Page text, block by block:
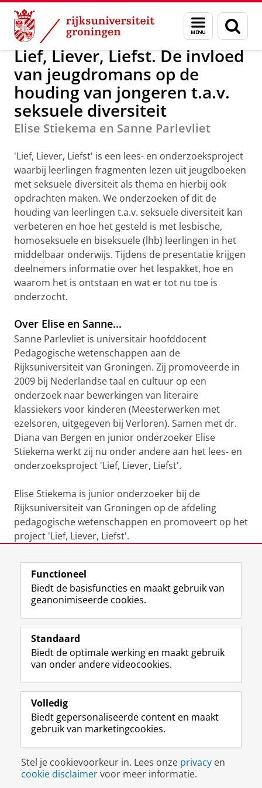
Skip
Content
Skip
Navigation
Menu
en
zoeken
Over ons Profielversterking Nederlands
Lief, Liever, Liefst. De invloed
van jeugdromans op de
houding van jongeren t.a.v.
seksuele diversiteit
Elise Stiekema en Sanne Parlevliet
'Lief, Liever, Liefst' is een lees- en onderzoeksproject
waarbij leerlingen fragmenten lezen uit jeugdboeken
met seksuele diversiteit als thema en hierbij ook
opdrachten maken. We onderzoeken of dit de
houding van leerlingen t.a.v. seksuele diversiteit kan
verbeteren en hoe het gesteld is met lesbische,
homoseksuele en biseksuele (lhb) leerlingen in het
middelbaar onderwijs. Tijdens de presentatie krijgen
deelnemers informatie over het lespakket, hoe en
waarom het is ontstaan en wat er tot nu toe is
onderzocht.
Over Elise en Sanne...
Sanne Parlevliet is universitair hoofddocent
Pedagogische wetenschappen aan de
Rijksuniversiteit van Groningen. Zij promoveerde in
2009 bij Nederlandse taal en cultuur op een
onderzoek naar bewerkingen van literaire
klassiekers voor kinderen (Meesterwerken met
ezelsoren, uitgegeven bij Verloren). Samen met dr.
Diana van Bergen en junior onderzoeker Elise
Stiekema werkt zij nu onder andere aan het lees- en
onderzoeksproject 'Lief, Liever, Liefst'.
Elise Stiekema is junior onderzoeker bij de
Rijksuniversiteit van Groningen op de afdeling
pedagogische wetenschappen en promoveert op het
project 'Lief, Liever, Liefst'.
Laatst gewijzigd: 01 februari 2024 09:50
Volg de RUG
F
a
e
b
o
p
a
i
n
a
L
i
k
e
I
-
p
g
i
n
R
S
-
f
e
R
k
s
u
I
n
t
r
m
c
c
o
Y
o
T
e
k
a
a
Studiekiezers
Alumni
Over ons
Disclaimer & Copyright
Inloggen
Functioneel
Biedt de basisfuncties en maakt gebruik van
geanonimiseerde cookies.
Standaard
Biedt de optimale werking en maakt gebruik
van onder andere videocookies.
Volledig
Biedt gepersonaliseerde content en maakt
gebruik van marketingcookies.
Stel je cookievoorkeur in. Lees onze privacy en
cookie disclaimervoor meer informatie.